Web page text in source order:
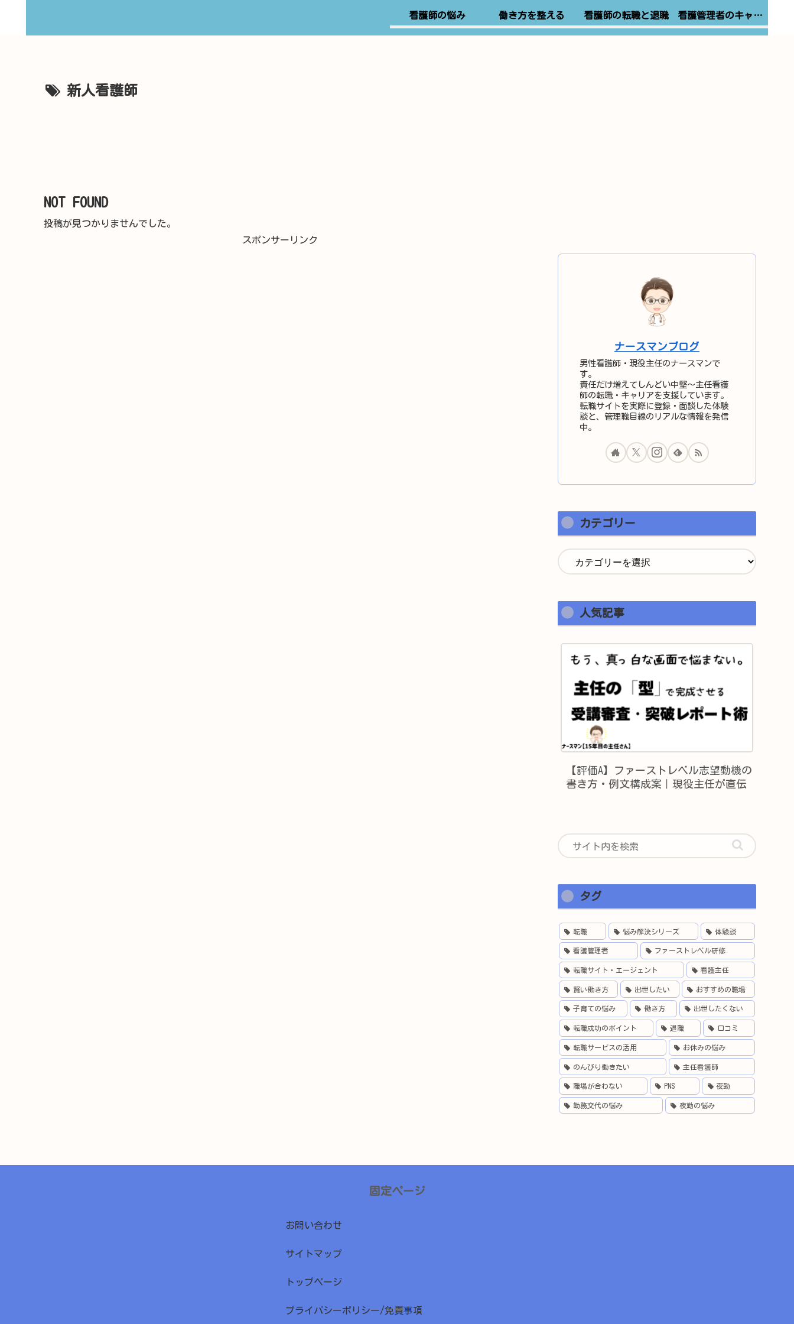
看護師の悩み 働き方を整える 看護師の転職と退職 看護管理者のキャリア
新人看護師
NOT FOUND
投稿が見つかりませんでした。
スポンサーリンク
ナースマンブログ
男性看護師・現役主任のナースマンで
す。
責任だけ増えてしんどい中堅〜主任看護
師の転職・キャリアを支援しています。
転職サイトを実際に登録・面談した体験
談と、管理職目線のリアルな情報を発信
中。
カテゴリー
人気記事
【評価A】ファーストレベル志望動機の
書き方・例文構成案｜現役主任が直伝
タグ
転職 悩み解決シリーズ 体験談
看護管理者 ファーストレベル研修
転職サイト・エージェント 看護主任
賢い働き方 出世したい おすすめの職場
子育ての悩み 働き方 出世したくない
転職成功のポイント 退職 口コミ
転職サービスの活用 お休みの悩み
のんびり働きたい 主任看護師
職場が合わない PNS 夜勤
勤務交代の悩み 夜勤の悩み
固定ページ
お問い合わせ
サイトマップ
トップページ
プライバシーポリシー/免責事項